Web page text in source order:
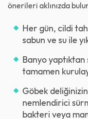
önerileri aklınızda
Her gün, cildi
sabun ve su ile
Banyo
tamamen
Göbek
nemlendirici
bakteri veya